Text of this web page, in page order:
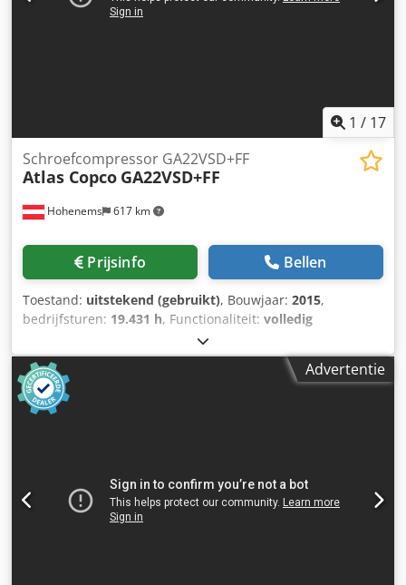
1 / 17
Hohenems 617 km
Schroefcompressor GA22VSD+FF
Atlas Copco GA22VSD+FF
Prijsinfo Bellen
Toestand: uitstekend (gebruikt), Bouwjaar: 2015,
bedrijfsturen: 19.431 h, Functionaliteit: volledig
, Schroefcompressor Atlas Copco GA22VSD+FF
Geïntegreerde omvormer en droger 22 kW 12,75 bar 4,51
m3/min Cedpfoy Nlqgox Aa Tsrf Bouwjaar: 2015
Bedrijfsuren: 19.431
Advertentie